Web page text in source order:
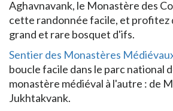
Aghavnavank, le Monastère des
cette randonnée facile, et profitez
grand et rare bosquet d'ifs.
Sentier des Monastères
boucle facile dans le parc national
monastère médiéval à l'autre : de
Jukhtakvank.